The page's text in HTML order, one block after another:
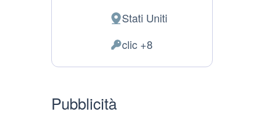
Luogo
del
Stati Uniti
Dati
Personali
clic +8
Pubblicità